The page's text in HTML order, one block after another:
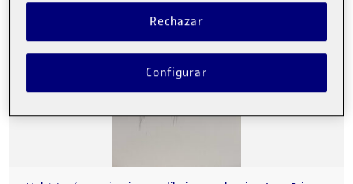
Rechazar
Configurar